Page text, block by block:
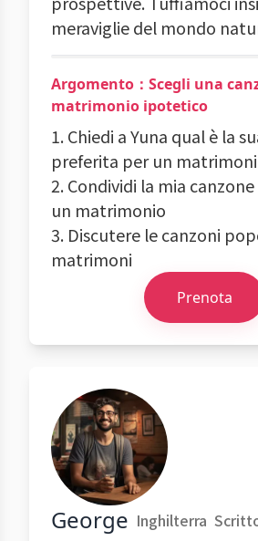
meraviglie del mondo
Argomento：Scegli una
matrimonio ipotetico
1. Chiedi a Yuna qual è la
preferita per un
2. Condividi la mia
un matrimonio
3. Discutere le canzoni
matrimoni
Prenota
George Inghilterra